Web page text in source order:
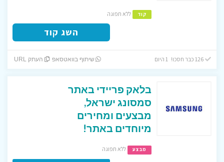
קוד ללא תפוגה
השג קוד
126 כבר חסכו! 1 היום שיתוף בוואטסאפ העתק URL
בלאק פריידי באתר
סמסונג ישראל,
מבצעים ומחירים
מיוחדים באתר!
מבצע ללא תפוגה